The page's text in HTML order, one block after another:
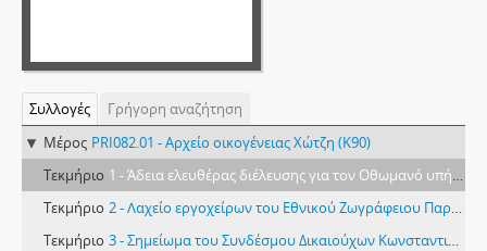
Συλλογές
Γρήγορη αναζήτηση
Μέρος PRI082.01 - Αρχείο οικογένειας Χώτζη (Κ90)
Τεκμήριο 1 - Άδεια ελευθέρας διέλευσης για τον Οθωμανό υπήκοο Χώτζη
Τεκμήριο 2 - Λαχείο εργοχείρων του Εθνικού Ζωγράφειου Παρθεναγωγείου
Τεκμήριο 3 - Σημείωμα του Συνδέσμου Δικαιούχων Κωνσταντινουπολιτών σχετικά με νομοθετική ρύθμιση της αποζήμιωσής τους (1)